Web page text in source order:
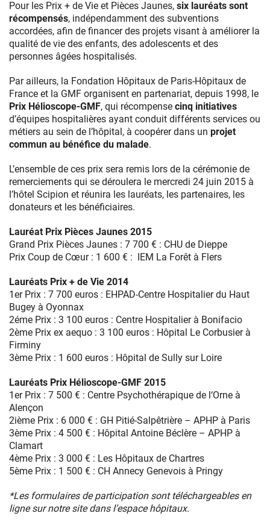
Pour les Prix + de Vie et Pièces Jaunes, six lauréats sont
récompensés, indépendamment des subventions
accordées, afin de financer des projets visant à améliorer la
qualité de vie des enfants, des adolescents et des
personnes âgées hospitalisés.
Par ailleurs, la Fondation Hôpitaux de Paris-Hôpitaux de
France et la GMF organisent en partenariat, depuis 1998, le
Prix Hélioscope-GMF, qui récompense cinq initiatives
d’équipes hospitalières ayant conduit différents services ou
métiers au sein de l’hôpital, à coopérer dans un projet
commun au bénéfice du malade.
L’ensemble de ces prix sera remis lors de la cérémonie de
remerciements qui se déroulera le mercredi 24 juin 2015 à
l’hôtel Scipion et réunira les lauréats, les partenaires, les
donateurs et les bénéficiaires.
Lauréat Prix Pièces Jaunes 2015
Grand Prix Pièces Jaunes : 7 700 € : CHU de Dieppe
Prix Coup de Cœur : 1 600 € : IEM La Forêt à Flers
Lauréats Prix + de Vie 2014
1er Prix : 7 700 euros : EHPAD-Centre Hospitalier du Haut
Bugey à Oyonnax
2éme Prix : 3 100 euros : Centre Hospitalier à Bonifacio
2ème Prix ex aequo : 3 100 euros : Hôpital Le Corbusier à
Firminy
3ème Prix : 1 600 euros : Hôpital de Sully sur Loire
Lauréats Prix Hélioscope-GMF 2015
1er Prix : 7 500 € : Centre Psychothérapique de l‘Orne à
Alençon
2ième Prix : 6 000 € : GH Pitié-Salpêtrière – APHP à Paris
3ème Prix : 4 500 € : Hôpital Antoine Béclère – APHP à
Clamart
4ème Prix : 3 000 € : Les Hôpitaux de Chartres
5ème Prix : 1 500 € : CH Annecy Genevois à Pringy
*Les formulaires de participation sont téléchargeables en
ligne sur notre site dans l’espace hôpitaux.